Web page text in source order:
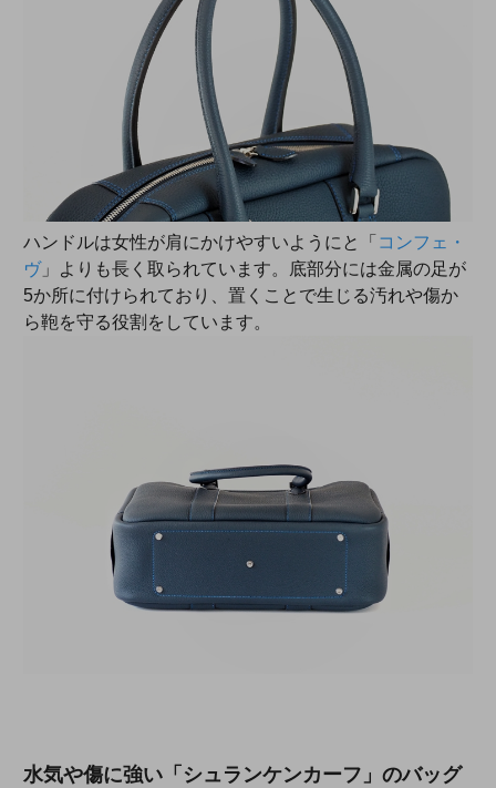
ハンドルは女性が肩にかけやすいようにと「 コンフェ・
ヴ」よりも長く取られています。底部分には金属の足が
5か所に付けられており、置くことで生じる汚れや傷か
ら鞄を守る役割をしています。
水気や傷に強い「シュランケンカーフ」のバッグ